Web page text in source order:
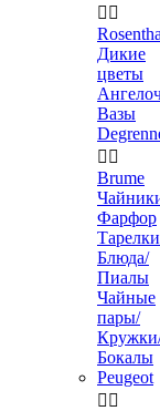
 
Дикие
цветы
Вазы
 
Brume
Фарфор
Блюда/
Пиалы
Чайные
пары/
Бокалы
Peugeot
 